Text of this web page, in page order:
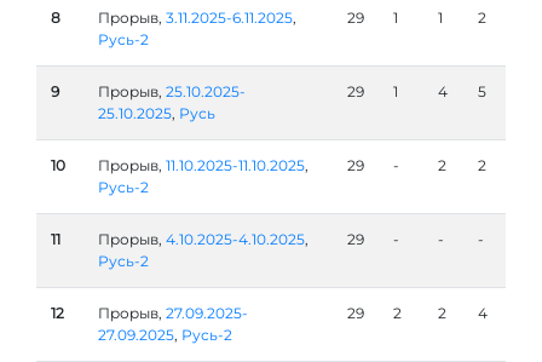
8 Прорыв, 3.11.2025-6.11.2025,
Русь-2
29 1 1 2
9 Прорыв, 25.10.2025-
25.10.2025, Русь
29 1 4 5
10 Прорыв, 11.10.2025-11.10.2025,
Русь-2
29 - 2 2
11 Прорыв, 4.10.2025-4.10.2025,
Русь-2
29 - - -
12 Прорыв, 27.09.2025-
27.09.2025, Русь-2
29 2 2 4